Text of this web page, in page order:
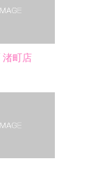
渚町店